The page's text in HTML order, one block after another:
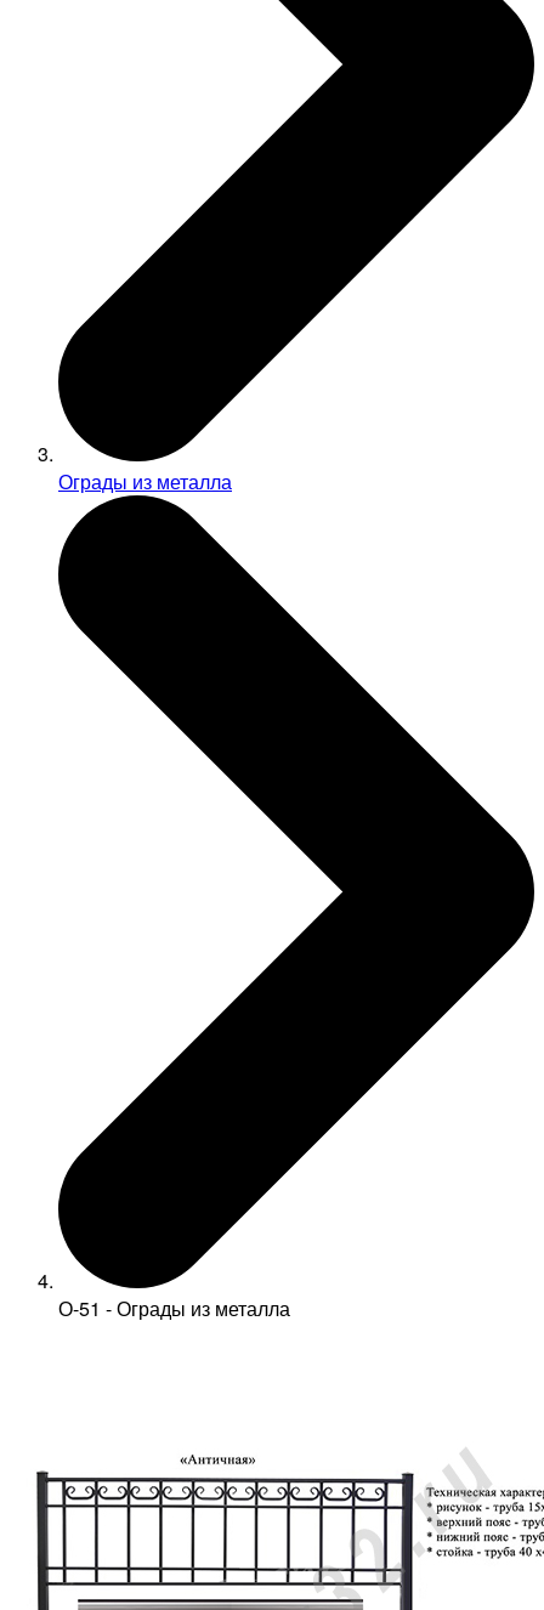
Ограды из металла
О-51 - Ограды из металла